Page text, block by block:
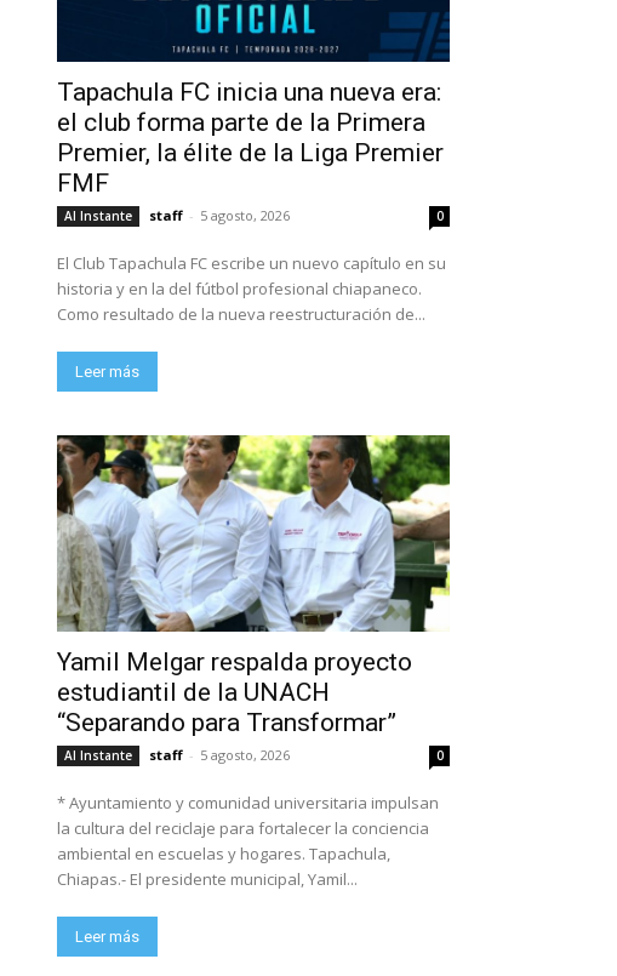
Tapachula FC inicia una nueva era:
el club forma parte de la Primera
Premier, la élite de la Liga Premier
FMF
Al Instante staff - 5 agosto, 2026 0
El Club Tapachula FC escribe un nuevo capítulo en su
historia y en la del fútbol profesional chiapaneco.
Como resultado de la nueva reestructuración de...
Leer más
Yamil Melgar respalda proyecto
estudiantil de la UNACH
“Separando para Transformar”
Al Instante staff - 5 agosto, 2026 0
* Ayuntamiento y comunidad universitaria impulsan
la cultura del reciclaje para fortalecer la conciencia
ambiental en escuelas y hogares. Tapachula,
Chiapas.- El presidente municipal, Yamil...
Leer más